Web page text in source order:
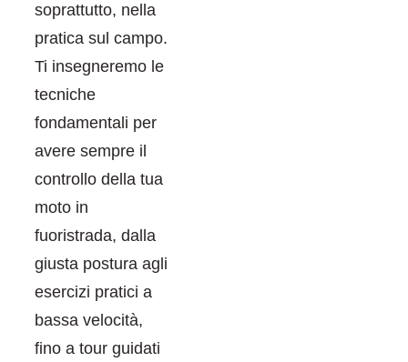
soprattutto, nella
pratica sul campo.
Ti insegneremo le
tecniche
fondamentali per
avere sempre il
controllo della tua
moto in
fuoristrada, dalla
giusta postura agli
esercizi pratici a
bassa velocità,
fino a tour guidati